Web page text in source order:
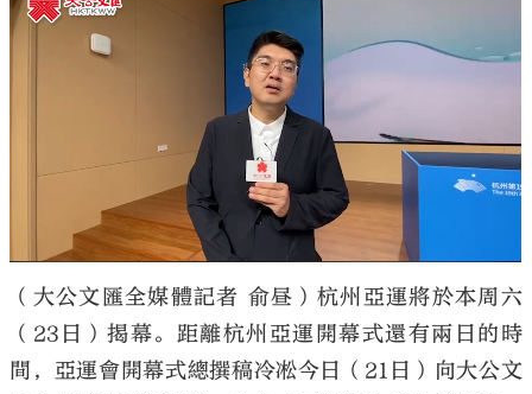
（大公文匯全媒體記者 俞昼）杭州亞運將於本周六
（23日）揭幕。距離杭州亞運開幕式還有兩日的時
間，亞運會開幕式總撰稿冷凇今日（21日）向大公文